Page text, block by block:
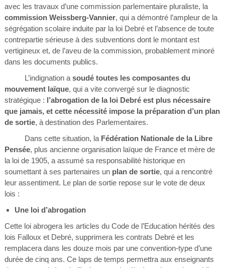
avec les travaux d’une commission parlementaire pluraliste, la
commission Weissberg-Vannier, qui a démontré l’ampleur de la
ségrégation scolaire induite par la loi Debré et l’absence de toute
contrepartie sérieuse à des subventions dont le montant est
vertigineux et, de l’aveu de la commission, probablement minoré
dans les documents publics.
L’indignation asoudé toutes les composantes du
mouvement laïque, qui a vite convergé sur le diagnostic
stratégique : l’abrogation de la loi Debré est plus nécessaire
que jamais, et cette nécessité impose la préparation d’un plan
de sortie, à destination des Parlementaires.
Dans cette situation, la Fédération Nationale de la Libre
Pensée, plus ancienne organisation laïque de France et mère de
la loi de 1905, a assumé sa responsabilité historique en
soumettant à ses partenaires un plan de sortie, qui a rencontré
leur assentiment. Le plan de sortie repose sur le vote de deux
lois :
Une loi d’abrogation
Cette loi abrogera les articles du Code de l’Education hérités des
lois Falloux et Debré, supprimera les contrats Debré et les
remplacera dans les douze mois par une convention-type d’une
durée de cinq ans. Ce laps de temps permettra aux enseignants